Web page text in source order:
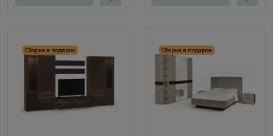
Сборка в подарок Сборка в подарок